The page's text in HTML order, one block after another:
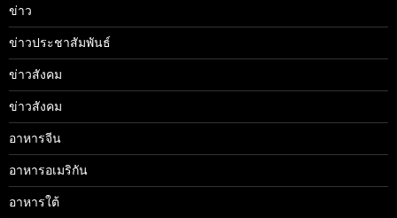
ข่าว
ข่าวประชาสัมพันธ์
ข่าวสังคม
ข่าวสังคม
อาหารจีน
อาหารอเมริกัน
อาหารใต้